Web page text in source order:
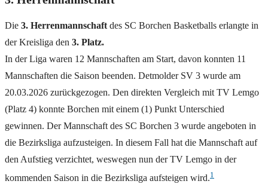
Die 3. Herrenmannschaft des SC Borchen Basketballs erlangte in
der Kreisliga den 3. Platz.
In der Liga waren 12 Mannschaften am Start, davon konnten 11
Mannschaften die Saison beenden. Detmolder SV 3 wurde am
20.03.2026 zurückgezogen. Den direkten Vergleich mit TV Lemgo
(Platz 4) konnte Borchen mit einem (1) Punkt Unterschied
gewinnen. Der Mannschaft des SC Borchen 3 wurde angeboten in
die Bezirksliga aufzusteigen. In diesem Fall hat die Mannschaft auf
den Aufstieg verzichtet, weswegen nun der TV Lemgo in der
kommenden Saison in die Bezirksliga aufsteigen wird.1